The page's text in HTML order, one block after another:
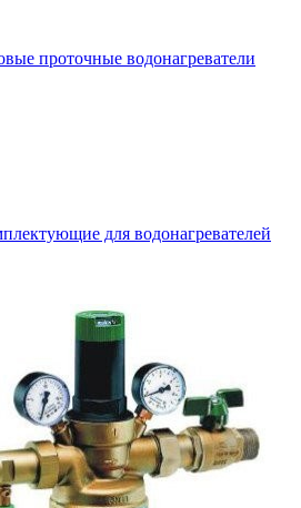
проточные водонагреватели
для водонагревателей